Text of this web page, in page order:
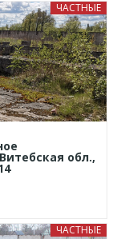
ЧАСТНЫЕ
обл.,
ЧАСТНЫЕ